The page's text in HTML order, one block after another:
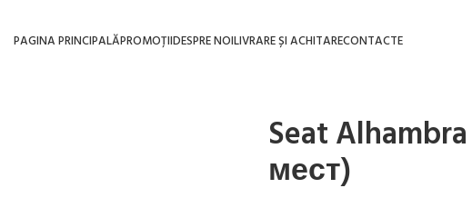
PAGINA PRINCIPALĂPROMOȚIIDESPRE NOILIVRARE ȘI ACHITARECONTACTE
Seat
мест)